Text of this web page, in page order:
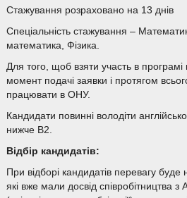
Стажування розраховано на 13 днів
Спеціальність стажування –
математика, Фізика.
Для того, щоб взяти участь в
момент подачі заявки і протягом
працювати в ОНУ.
Кандидати повинні володіти
нижче В2.
Відбір кандидатів:
При відборі кандидатів перевагу
які вже мали досвід співробітництва